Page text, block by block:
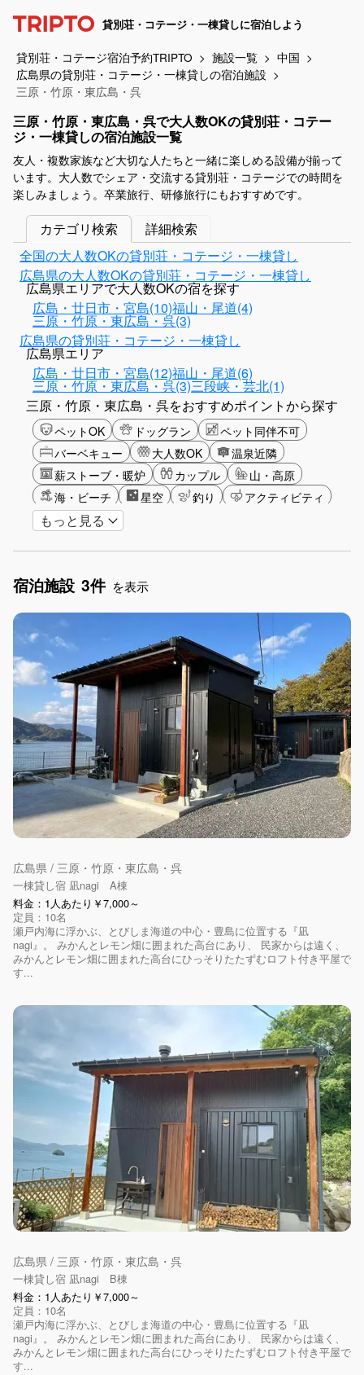
貸別荘・コテージ・一棟貸しに宿泊しよう
貸別荘・コテージ宿泊予約TRIPTO 施設一覧
中国
広島県の貸別荘・コテージ・一棟貸しの宿泊施設
三原・竹原・東広島・呉
三原・竹原・東広島・呉で大人数OKの貸別荘・コテー
ジ・一棟貸しの宿泊施設一覧
友人・複数家族など大切な人たちと一緒に楽しめる設備が揃って
います。大人数でシェア・交流する貸別荘・コテージでの時間を
楽しみましょう。卒業旅行、研修旅行にもおすすめです。
カテゴリ検索
詳細検索
全国の大人数OKの貸別荘・コテージ・一棟貸し
広島県の大人数OKの貸別荘・コテージ・一棟貸し
広島県エリアで大人数OKの宿を探す
広島・廿日市・宮島(10)福山・尾道(4)
三原・竹原・東広島・呉(3)
広島県の貸別荘・コテージ・一棟貸し
広島県エリア
広島・廿日市・宮島(12)福山・尾道(6)
三原・竹原・東広島・呉(3)三段峡・芸北(1)
三原・竹原・東広島・呉をおすすめポイントから探す
ペットOK ドッグラン
ペット同伴不可
バーベキュー
大人数OK
温泉近隣
薪ストーブ・暖炉
カップル
山・高原
海・ビーチ
星空 釣り
アクティビティ
長期滞在
もっと見る
宿泊施設 3件 を表示
広島県 / 三原・竹原・東広島・呉
一棟貸し宿 凪nagi A棟
料金：1人あたり￥7,000～
定員：10名
瀬戸内海に浮かぶ、とびしま海道の中心・豊島に位置する『凪
nagi』。 みかんとレモン畑に囲まれた高台にあり、 民家からは遠く、
みかんとレモン畑に囲まれた高台にひっそりたたずむロフト付き平屋で
す...
広島県 / 三原・竹原・東広島・呉
一棟貸し宿 凪nagi B棟
料金：1人あたり￥7,000～
定員：10名
瀬戸内海に浮かぶ、とびしま海道の中心・豊島に位置する『凪
nagi』。 みかんとレモン畑に囲まれた高台にあり、 民家からは遠く、
みかんとレモン畑に囲まれた高台にひっそりたたずむロフト付き平屋で
す...